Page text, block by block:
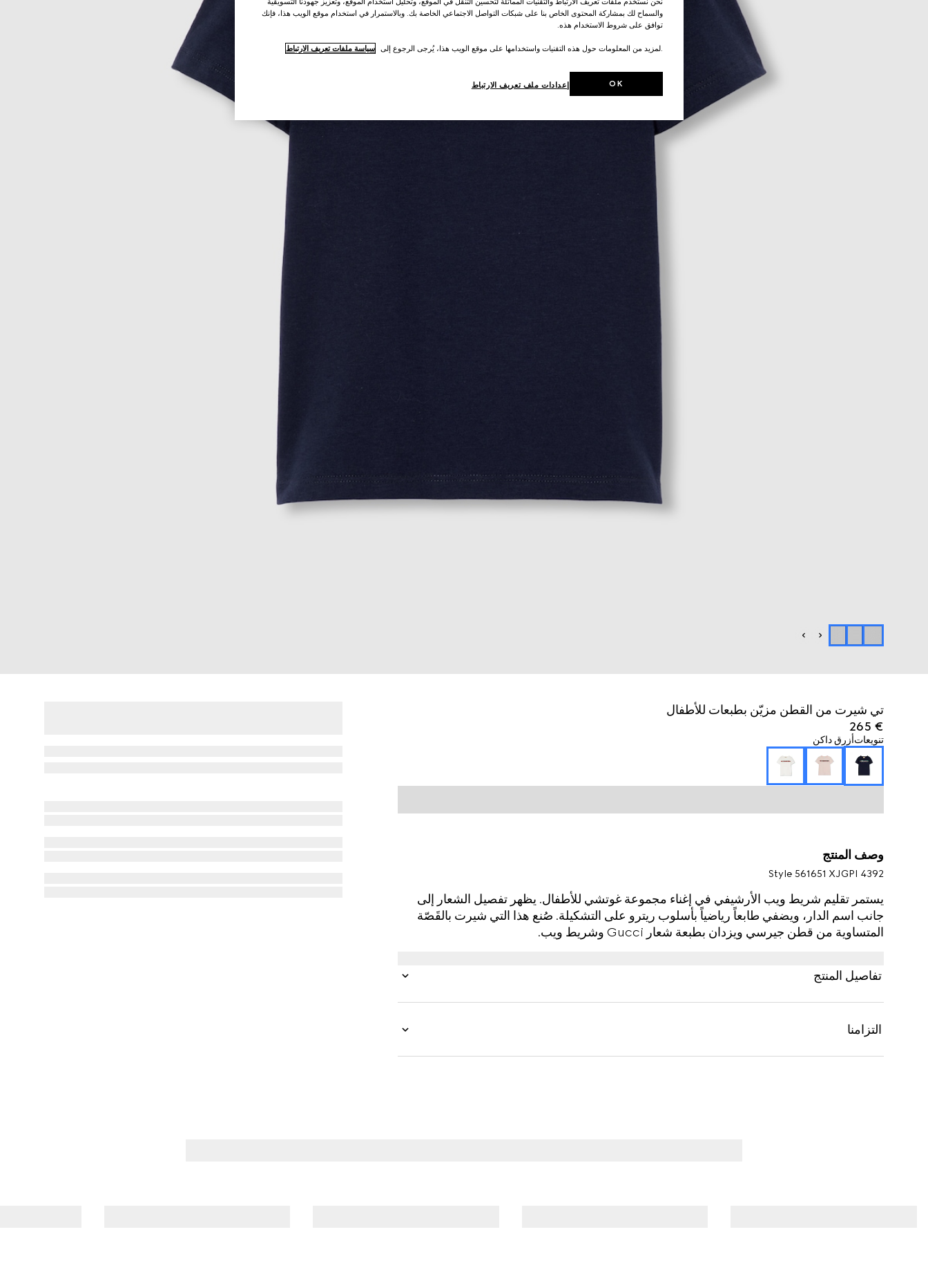
تي شيرت من القطن مزيّن بطبعات للأطفال
€ 265
تنويعاتأزرق داكن
وصف المنتج
Style ‎561651 XJGPI 4392
يستمر تقليم شريط ويب الأرشيفي في إغناء مجموعة غوتشي للأطفال. يظهر تفصيل الشعار إلى
جانب اسم الدار، ويضفي طابعاً رياضياً بأسلوب ريترو على التشكيلة. صُنع هذا التي شيرت بالقَصّة
المتساوية من قطن جيرسي ويزدان بطبعة شعار Gucci وشريط ويب.
تفاصيل المنتج
التزامنا
والسماح لك بمشاركة المحتوى الخاص بنا على شبكات التواصل الاجتماعي الخاصة بك. وبالاستمرار في استخدام موقع الويب هذا، فإنك
توافق على شروط الاستخدام هذه.
.لمزيد من المعلومات حول هذه التقنيات واستخدامها على موقع الويب هذا، يُرجى الرجوع إلى سياسة ملفات تعريف الارتباط
إعدادات ملف تعريف الارتباط OK